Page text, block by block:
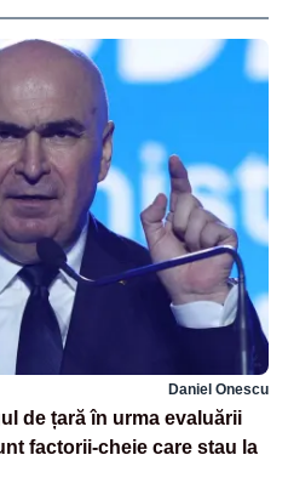
Daniel Onescu
de țară în urma evaluării
factorii-cheie care stau la